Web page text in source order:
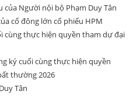
của Người nội bộ Phạm Duy Tân
cổ đông lớn cổ phiếu HPM
cùng thực hiện quyền tham dự đại
ký cuối cùng thực hiện quyền
thường 2026
Tân